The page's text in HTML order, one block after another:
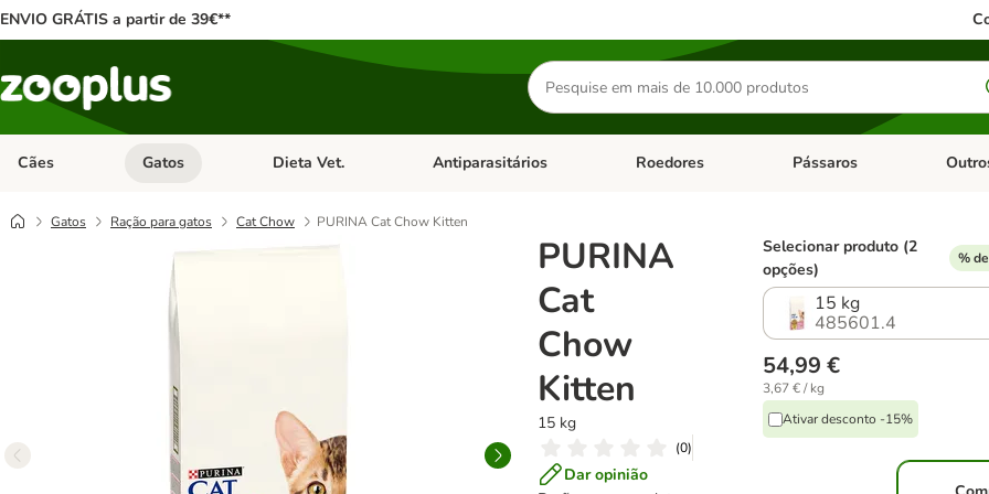
ENVIO GRÁTIS a partir de 39€**
Pesquisar
produtos
Cães Abrir menu de categoria: Cães
Gatos Abrir menu de categoria: Gatos
Dieta Vet. Abrir menu de categoria: Dieta Vet.
Antiparasitários Abrir menu de categoria: Antiparasitários
Roedores Abrir menu de categoria:
Pássaros Abrir
Gatos Ração para gatos Cat Chow PURINA Cat Chow Kitten
PURINA
Cat
Chow
Kitten
15 kg
(0)
Dar opinião
Selecionar produto (2
opções)
%
15 kg
485601.4
54,99 €
3,67 € / kg
Ativar desconto -15%